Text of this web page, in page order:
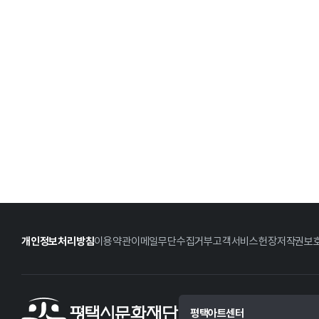
개인정보처리방침이용약관이메일무단수집거부고객서비스헌장저작권보
평택아트센터